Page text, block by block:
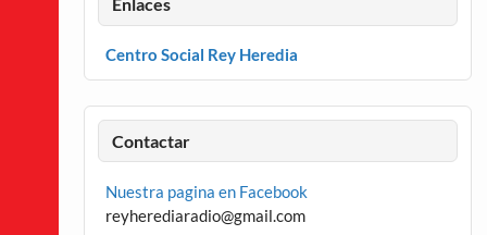
Enlaces
Centro Social Rey Heredia
Contactar
Nuestra pagina en Facebook
reyherediaradio@gmail.com